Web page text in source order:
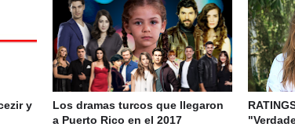
y
Los dramas turcos que llegaron
a Puerto Rico en el 2017